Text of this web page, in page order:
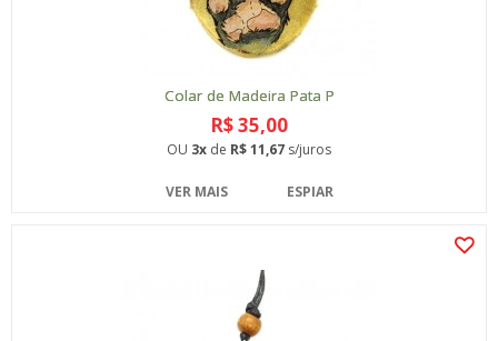
Colar de Madeira Pata P
R$ 35,00
OU 3x de R$ 11,67 s/juros
VER MAIS ESPIAR